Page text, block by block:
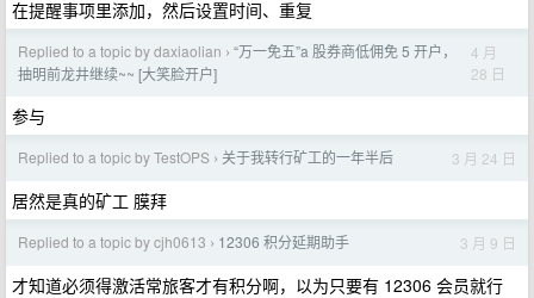
在提醒事项里添加，然后设置时间、重复
Replied to a topic by daxiaolian › “万一免五”a 股券商低佣免 5 开户，
抽明前龙井继续~~ [大笑脸开户]
4 月
28 日
参与
Replied to a topic by TestOPS › 关于我转行矿工的一年半后 3 月 24 日
居然是真的矿工 膜拜
Replied to a topic by cjh0613 › 12306 积分延期助手 3 月 9 日
才知道必须得激活常旅客才有积分啊，以为只要有 12306 会员就行